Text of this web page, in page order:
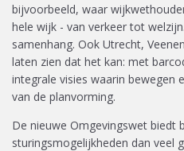
bijvoorbeeld, waar
hele wijk - van verkeer tot
samenhang. Ook Utrecht,
laten zien dat het kan: met
integrale visies waarin bewegen
van de planvorming.
De nieuwe Omgevingswet biedt
sturingsmogelijkheden dan veel